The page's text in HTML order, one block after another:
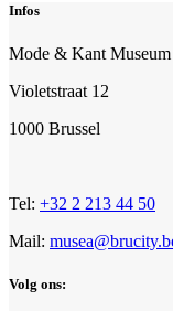
Infos
Mode & Kant Museum
Violetstraat 12
1000 Brussel
Tel: +32 2 213 44 50
Mail:
Volg ons: